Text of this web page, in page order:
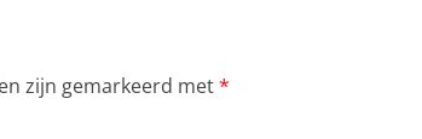
zijn gemarkeerd met*